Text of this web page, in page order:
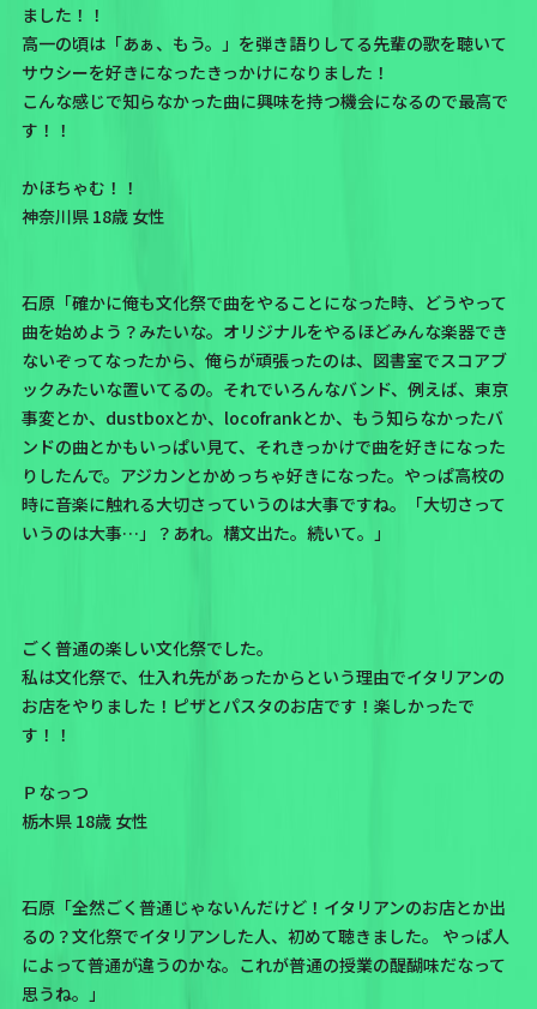
ました！！
高一の頃は「あぁ、もう。」を弾き語りしてる先輩の歌を聴いて
サウシーを好きになったきっかけになりました！
こんな感じで知らなかった曲に興味を持つ機会になるので最高で
す！！
かほちゃむ！！
神奈川県 18歳 女性
石原「確かに俺も文化祭で曲をやることになった時、どうやって
曲を始めよう？みたいな。オリジナルをやるほどみんな楽器でき
ないぞってなったから、俺らが頑張ったのは、図書室でスコアブ
ックみたいな置いてるの。それでいろんなバンド、例えば、東京
事変とか、dustboxとか、locofrankとか、もう知らなかったバ
ンドの曲とかもいっぱい見て、それきっかけで曲を好きになった
りしたんで。アジカンとかめっちゃ好きになった。やっぱ高校の
時に音楽に触れる大切さっていうのは大事ですね。「大切さって
いうのは大事…」？あれ。構文出た。続いて。」
ごく普通の楽しい文化祭でした。
私は文化祭で、仕入れ先があったからという理由でイタリアンの
お店をやりました！ピザとパスタのお店です！楽しかったで
す！！
Ｐなっつ
栃木県 18歳 女性
石原「全然ごく普通じゃないんだけど！イタリアンのお店とか出
るの？文化祭でイタリアンした人、初めて聴きました。 やっぱ人
によって普通が違うのかな。これが普通の授業の醍醐味だなって
思うね。」